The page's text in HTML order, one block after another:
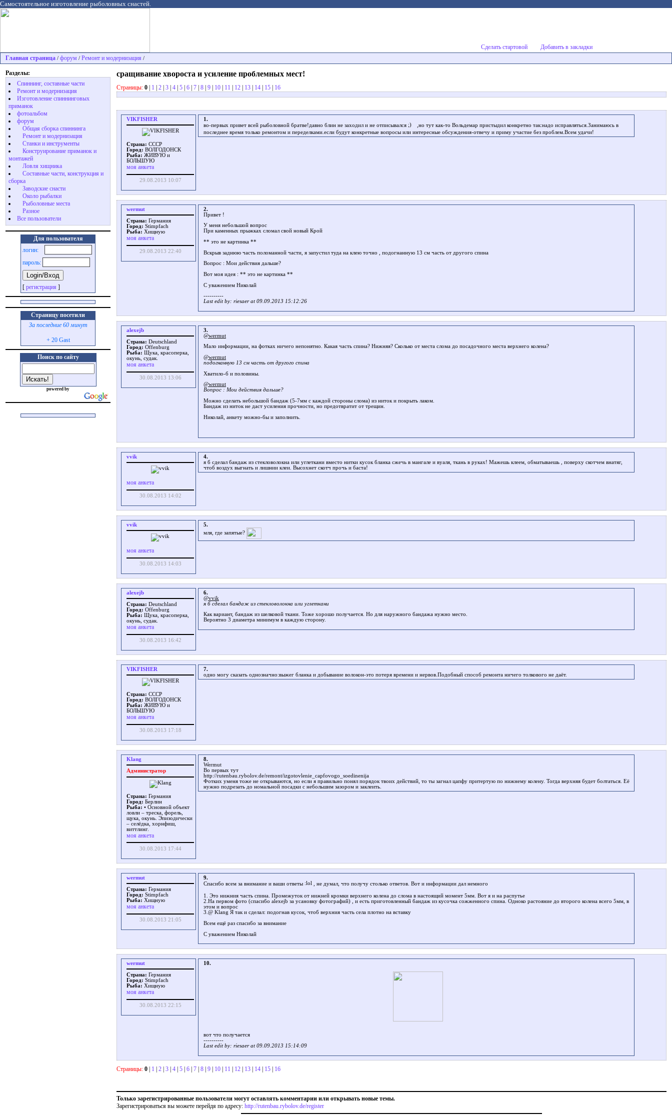
Самостоятельное изготовление рыболовных снастей.
Сделать стартовой
Добавить в закладки
Главная страница / форум / Ремонт и модернизация /
Разделы:
Спиннинг, составные части
Ремонт и модернизация
Изготовление спиннинговых
приманок
фотоальбом
форум
Общая сборка спиннинга
Ремонт и модернизация
Станки и инструменты
Конструирование приманок и
монтажей
Ловля хищника
Cоставные части, конструкция и
сборка
Заводские снасти
Около рыбалки
Рыболовные места
Разное
Все пользователи
Для пользователя
логин:
пароль:
[ регистрация ]
Страницу посетили
За последние 60 минут
+ 20 Gast
Поиск по сайту
powered by
сращивание хвороста и усиление проблемных мест!
Страницы: 0 | 1 | 2 | 3 | 4 | 5 | 6 | 7 | 8 | 9 | 10 | 11 | 12 | 13 | 14 | 15 | 16
VIKFISHER
Страна: СССР
Город: ВОЛГОДОНСК
Рыба: ЖИВУЮ и
БОЛЬШУЮ
моя анкета
29.08.2013 10:07
1.
во-первых привет всей рыболовной братве!давно блин не заходил и не отписывался
,но тут как-то Вольдемар пристыдил конкретно так:надо исправляться.Занимаюсь в
последнее время только ремонтом и переделками.если будут конкретные вопросы или интересные обсуждения-отвечу и приму участие без проблем.Всем удачи!
wermut
Страна: Германия
Город: Stimpfach
Рыба: Хищную
моя анкета
29.08.2013 22:40
2.
Привет !
У меня небольшой вопрос
При каменных прыжках сломал свой новый Крой
** это не картинка **
Вскрыв заднюю часть поломанной части, я запустил туда на клею точно , подогнанную 13 см часть от другого спина
Вопрос : Мои действия дальше?
Вот моя идея : ** это не картинка **
С уважением Николай
----------
Last edit by: riesaer at 09.09.2013 15:12:26
alexejb
Страна: Deutschland
Город: Offenburg
Рыба: Щука, красоперка,
окунь, судак.
моя анкета
30.08.2013 13:06
3.
@wermut
Мало информации, на фотках ничего непонятно. Какая часть спина? Нижняя? Сколько от места слома до посадочного места верхнего колена?
@wermut
подогнанную 13 см часть от другого спина
Хватило-б и половины.
@wermut
Вопрос : Мои действия дальше?
Можно сделать небольшой бандаж (5-7мм с каждой стороны слома) из ниток и покрыть лаком.
Бандаж из ниток не даст усиления прочности, но предотвратит от трещин.
Николай, анкету можно-бы и заполнить.
vvik
моя анкета
30.08.2013 14:02
4.
я б сделал бандаж из стекловолокна или углеткани вместо нитки кусок бланка сжечь в мангале и вуаля, ткань в руках! Мажешь клеем, обматываешь , поверху скотчем внатяг,
чтоб воздух выгнать и лишнии клеи. Высохнет скотч прочь и баста!
vvik
моя анкета
30.08.2013 14:03
5.
мля, где запятые?
alexejb
Страна: Deutschland
Город: Offenburg
Рыба: Щука, красоперка,
окунь, судак.
моя анкета
30.08.2013 16:42
6.
@vvik
я б сделал бандаж из стекловолокна или углеткани
Как вариант, бандаж из шелковой ткани. Тоже хорошо получается. Но для наружного бандажа нужно место.
Вероятно 3 диаметра минимум в каждую сторону.
VIKFISHER
Страна: СССР
Город: ВОЛГОДОНСК
Рыба: ЖИВУЮ и
БОЛЬШУЮ
моя анкета
30.08.2013 17:18
7.
одно могу сказать однозначно:выжег бланка и добывание волокон-это потеря времени и нервов.Подобный способ ремонта ничего толкового не даёт.
Klang
Администратор
Страна: Германия
Город: Берлин
Рыба: • Основной объект
ловли – треска, форель,
щука, окунь. Эпизодически
– селёдка, хорнфиш,
виттлинг.
моя анкета
30.08.2013 17:44
8.
Wermut
Во первых тут
http://rutenbau.rybolov.de/remont/izgotovlenie_capfovogo_soedinenija
Фотких уменя тоже не открываются, но если я правильно понял порядок твоих действий, то ты загнал цапфу притертую по нижнему колену. Тогда верхняя будет болтаться. Её
нужно подрезать до номальной посадки с небольшим зазором и заклеить.
wermut
Страна: Германия
Город: Stimpfach
Рыба: Хищную
моя анкета
30.08.2013 21:05
9.
Спасибо всем за внимание и ваши ответы
, не думал, что получу столько ответов. Вот и информации дал немного
1. Это нижния часть спина. Промежуток от нижней кромки верхнего колена до слома в настоящий момент 5мм. Вот я и на распутье
2.На первом фото (спасибо alexejb за усановку фотографий) , и есть приготовленный бандаж из кусочка сожженного спина. Одноко растояние до второго колена всего 5мм, в
этом и вопрос
3.@ Klang Я так и сделал: подогнав кусок, чтоб верхния часть села плотно на вставку
Всем ещё раз спасибо за внимание
С уважением Николай
wermut
Страна: Германия
Город: Stimpfach
Рыба: Хищную
моя анкета
30.08.2013 22:15
10.
вот что получается
----------
Last edit by: riesaer at 09.09.2013 15:14:09
Страницы: 0 | 1 | 2 | 3 | 4 | 5 | 6 | 7 | 8 | 9 | 10 | 11 | 12 | 13 | 14 | 15 | 16
Только зарегистрированные пользователи могут оставлять комментарии или открывать новые темы.
Зарегистрироваться вы можете перейдя по адресу: http://rutenbau.rybolov.de/register